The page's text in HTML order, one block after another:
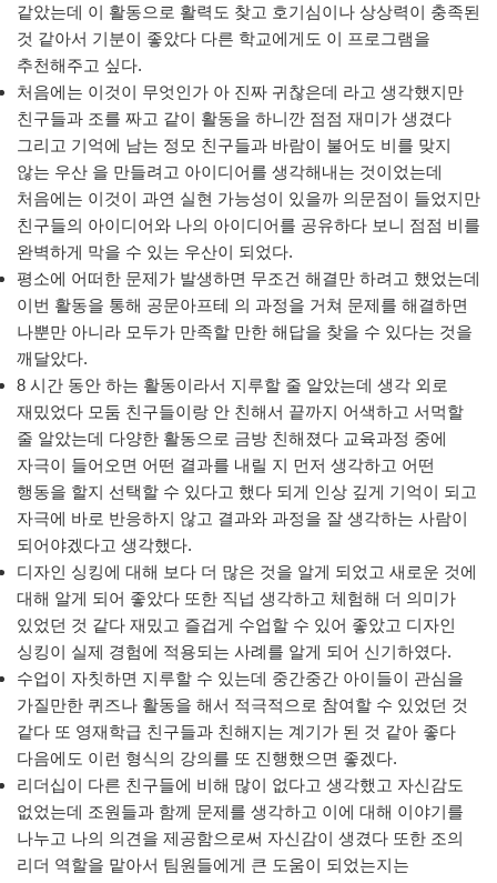
같았는데 이 활동으로 활력도 찾고 호기심이나 상상력이 충족된
것 같아서 기분이 좋았다 다른 학교에게도 이 프로그램을
추천해주고 싶다.
처음에는 이것이 무엇인가 아 진짜 귀찮은데 라고 생각했지만
친구들과 조를 짜고 같이 활동을 하니깐 점점 재미가 생겼다
그리고 기억에 남는 정모 친구들과 바람이 불어도 비를 맞지
않는 우산 을 만들려고 아이디어를 생각해내는 것이었는데
처음에는 이것이 과연 실현 가능성이 있을까 의문점이 들었지만
친구들의 아이디어와 나의 아이디어를 공유하다 보니 점점 비를
완벽하게 막을 수 있는 우산이 되었다.
평소에 어떠한 문제가 발생하면 무조건 해결만 하려고 했었는데
이번 활동을 통해 공문아프테 의 과정을 거쳐 문제를 해결하면
나뿐만 아니라 모두가 만족할 만한 해답을 찾을 수 있다는 것을
깨달았다.
8 시간 동안 하는 활동이라서 지루할 줄 알았는데 생각 외로
재밌었다 모둠 친구들이랑 안 친해서 끝까지 어색하고 서먹할
줄 알았는데 다양한 활동으로 금방 친해졌다 교육과정 중에
자극이 들어오면 어떤 결과를 내릴 지 먼저 생각하고 어떤
행동을 할지 선택할 수 있다고 했다 되게 인상 깊게 기억이 되고
자극에 바로 반응하지 않고 결과와 과정을 잘 생각하는 사람이
되어야겠다고 생각했다.
디자인 싱킹에 대해 보다 더 많은 것을 알게 되었고 새로운 것에
대해 알게 되어 좋았다 또한 직넙 생각하고 체험해 더 의미가
있었던 것 같다 재밌고 즐겁게 수업할 수 있어 좋았고 디자인
싱킹이 실제 경험에 적용되는 사례를 알게 되어 신기하였다.
수업이 자칫하면 지루할 수 있는데 중간중간 아이들이 관심을
가질만한 퀴즈나 활동을 해서 적극적으로 참여할 수 있었던 것
같다 또 영재학급 친구들과 친해지는 계기가 된 것 같아 좋다
다음에도 이런 형식의 강의를 또 진행했으면 좋겠다.
리더십이 다른 친구들에 비해 많이 없다고 생각했고 자신감도
없었는데 조원들과 함께 문제를 생각하고 이에 대해 이야기를
나누고 나의 의견을 제공함으로써 자신감이 생겼다 또한 조의
리더 역할을 맡아서 팀원들에게 큰 도움이 되었는지는